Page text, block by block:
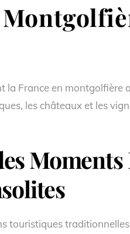
France en montgolfière
les châteaux et les
touristiques